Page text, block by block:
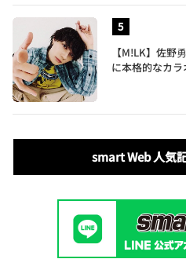
【M!LK】佐野
に本格的なカ
smart Web 人気